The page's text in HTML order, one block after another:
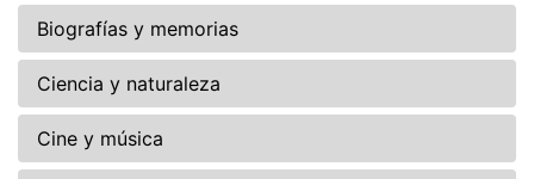
Biografías y memorias
Ciencia y naturaleza
Cine y música